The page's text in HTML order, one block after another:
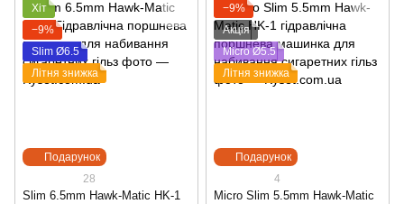
Подарунок
Хіт
−9%
Slim Ø6.5
Літня знижка
28
Slim 6.5mm Hawk-Matic HK-1
Подарунок
−9%
Акція
Micro Ø5.5
Літня знижка
4
Micro Slim 5.5mm Hawk-Matic